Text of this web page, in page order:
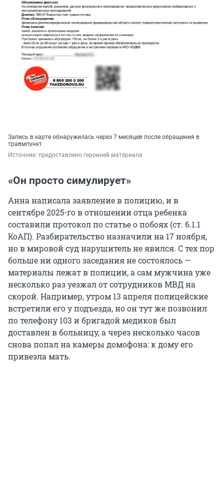
Запись в карте обнаружилась через 7 месяцев после обращения в
травмпункт
Источник: предоставлено героиней материала
«Он просто симулирует»
Анна написала заявление в полицию, и в
сентябре 2025-го в отношении отца ребенка
составили протокол по статье о побоях (ст. 6.1.1
КоАП). Разбирательство назначили на 17 ноября,
но в мировой суд нарушитель не явился. С тех пор
больше ни одного заседания не состоялось —
материалы лежат в полиции, а сам мужчина уже
несколько раз уезжал от сотрудников МВД на
скорой. Например, утром 13 апреля полицейские
встретили его у подъезда, но он тут же позвонил
по телефону 103 и бригадой медиков был
доставлен в больницу, а через несколько часов
снова попал на камеры домофона: к дому его
привезла мать.